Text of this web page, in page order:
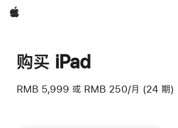
Apple
购买 iPad
RMB 5,999 或 RMB 250/月 (24 期)